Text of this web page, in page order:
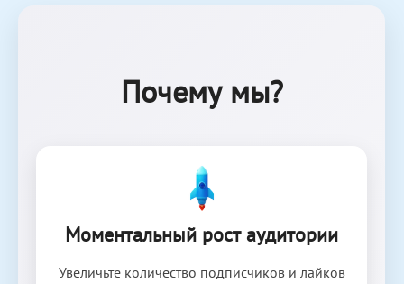
Почему мы?
Моментальный рост аудитории
Увеличьте количество подписчиков и лайков